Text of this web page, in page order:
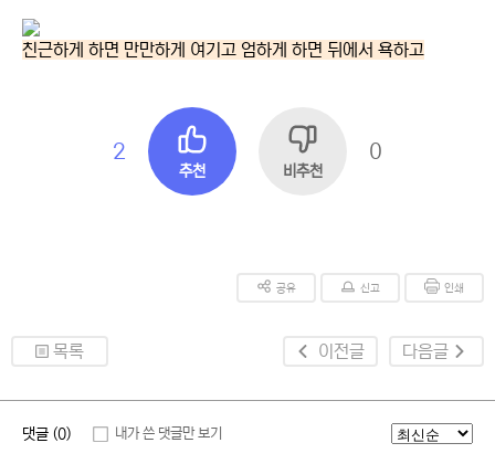
친근하게 하면 만만하게 여기고 엄하게 하면 뒤에서 욕하고
2
추천 비추천
0
공유 신고 인쇄
목록 이전글 다음글
댓글 (0) 내가 쓴 댓글만 보기